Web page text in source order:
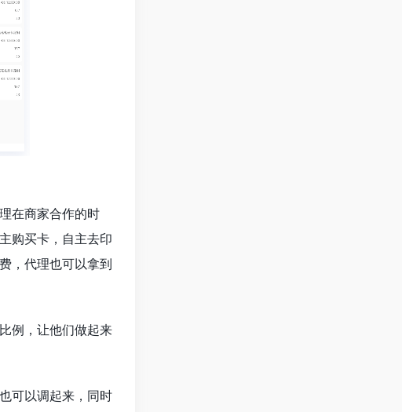
在商家合作的时
购买卡，自主去印
，代理也可以拿到
例，让他们做起来
可以调起来，同时